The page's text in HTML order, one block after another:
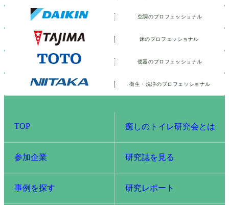
空調のプロフェッショナル
床のプロフェッショナル
便器のプロフェッショナル
衛生・洗浄のプロフェッショナル
TOP 癒しのトイレ研究会とは
参加企業 研究誌を見る
事例を探す 研究レポート